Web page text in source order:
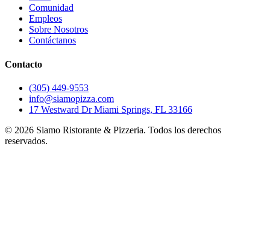
Comunidad
Empleos
Sobre Nosotros
Contáctanos
Contacto
(305) 449-9553
info@siamopizza.com
17 Westward Dr Miami Springs, FL 33166
© 2026 Siamo Ristorante & Pizzeria. Todos los derechos
reservados.